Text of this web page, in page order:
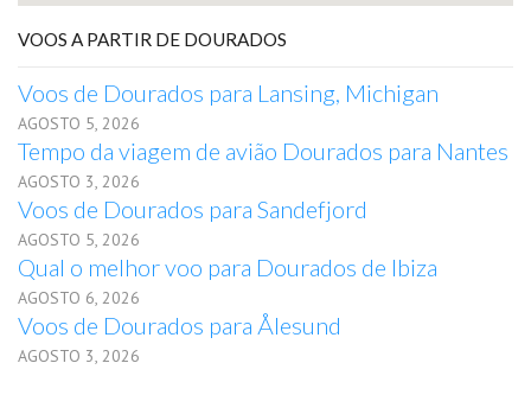
VOOS A PARTIR DE DOURADOS
Voos de Dourados para Lansing, Michigan
AGOSTO 5, 2026
Tempo da viagem de avião Dourados para Nantes
AGOSTO 3, 2026
Voos de Dourados para Sandefjord
AGOSTO 5, 2026
Qual o melhor voo para Dourados de Ibiza
AGOSTO 6, 2026
Voos de Dourados para Ålesund
AGOSTO 3, 2026